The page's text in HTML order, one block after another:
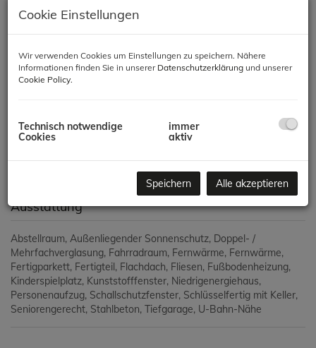
Ausstattung
Abstellraum Außenliegender Sonnenschutz Doppel- /
Mehrfachverglasung Fahrradraum Fernwärme Fernwärme
Fertigparkett Fertigteil Flachdach Fliesen Fußbodenheizung
Kinderspielplatz Kunststofffenster Niedrigenergiehaus
Personenaufzug Schallschutzfenster Schlüsselfertig mit Keller
Seniorengerecht Stahlbeton Tiefgarage U-Bahn-Nähe
Cookie Einstellungen
Wir verwenden Cookies um Einstellungen zu speichern. Nähere
Informationen finden Sie in unserer Datenschutzerklärung und unserer
Cookie Policy.
Technisch notwendige
Cookies
immer
aktiv
Speichern Alle akzeptieren